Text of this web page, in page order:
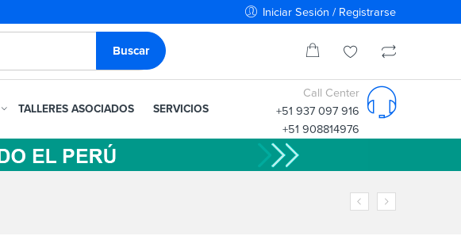
Iniciar Sesión / Registrarse
TALLERES ASOCIADOS SERVICIOS
Call Center
+51 937 097 916
+51 908814976